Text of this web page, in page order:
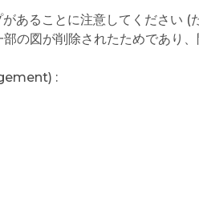
あることに注意してくださ
の図が削除されたためであり、
: